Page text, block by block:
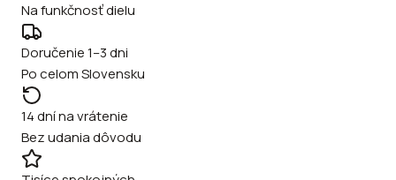
Na funkčnosť dielu
Doručenie 1–3 dni
Po celom Slovensku
14 dní na vrátenie
Bez udania dôvodu